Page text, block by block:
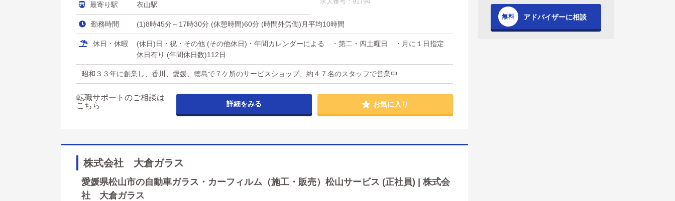
最寄り駅 衣山駅
勤務時間 (1)8時45分～17時30分 (休憩時間)60分 (時間外労働)月平均10時間
休日・休暇
(休日)日・祝・その他 (その他休日)・年間カレンダーによる ・第二・四土曜日 ・月に１日指定
休日有り (年間休日数)112日
昭和３３年に創業し、香川、愛媛、徳島で７ケ所のサービスショップ、約４７名のスタッフで営業中
転職サポートのご相談は
こちら
詳細をみる お気に入り
株式会社 大倉ガラス
愛媛県松山市の自動車ガラス・カーフィルム（施工・販売）松山サービス (正社員) | 株式会
社 大倉ガラス
アドバイザーに相談